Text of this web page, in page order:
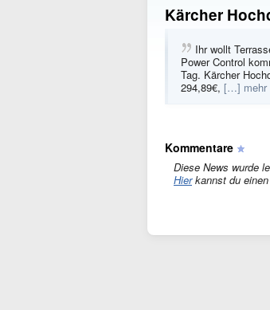
Kärcher
Ihr wollt
Power Control
Tag. Kärcher
294,89€, […] mehr
Kommentare
Diese News wurde
Hierkannst du einen